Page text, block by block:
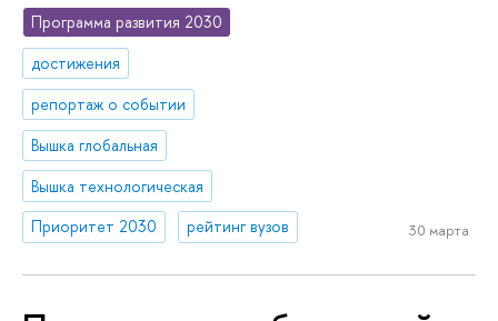
Программа развития 2030
достижения
репортаж о событии
Вышка глобальная
Вышка технологическая
Приоритет 2030
рейтинг вузов 30 марта